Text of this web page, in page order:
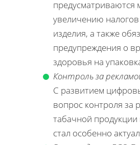
предусматриваются
увеличению
изделия, а также
предупреждения о
здоровья на
Контроль за
С развитием
вопрос контроля за
табачной продукции
стал особенно